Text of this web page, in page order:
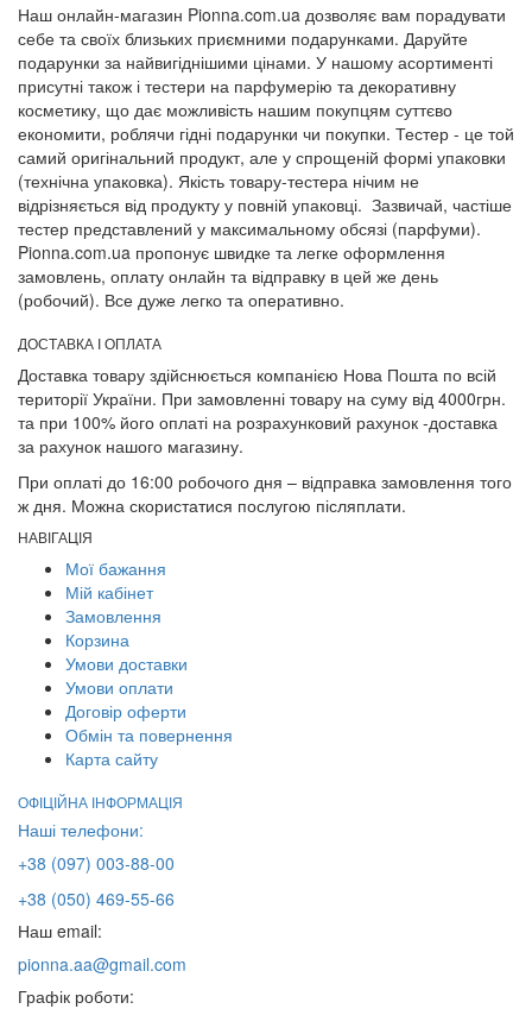
Наш онлайн-магазин Pionna.com.ua дозволяє вам порадувати
себе та своїх близьких приємними подарунками. Даруйте
подарунки за найвигіднішими цінами. У нашому асортименті
присутні також і тестери на парфумерію та декоративну
косметику, що дає можливість нашим покупцям суттєво
економити, роблячи гідні подарунки чи покупки. Тестер - це той
самий оригінальний продукт, але у спрощеній формі упаковки
(технічна упаковка). Якість товару-тестера нічим не
відрізняється від продукту у повній упаковці. Зазвичай, частіше
тестер представлений у максимальному обсязі (парфуми).
Pionna.com.ua пропонує швидке та легке оформлення
замовлень, оплату онлайн та відправку в цей же день
(робочий). Все дуже легко та оперативно.
ДОСТАВКА І ОПЛАТА
Доставка товару здійснюється компанією Нова Пошта по всій
території України. При замовленні товару на суму від 4000грн.
та при 100% його оплаті на розрахунковий рахунок -доставка
за рахунок нашого магазину.
При оплаті до 16:00 робочого дня – відправка замовлення того
ж дня. Можна скористатися послугою післяплати.
НАВІГАЦІЯ
Мої бажання
Мій кабінет
Замовлення
Корзина
Умови доставки
Умови оплати
Договір оферти
Обмін та повернення
Карта сайту
ОФІЦІЙНА ІНФОРМАЦІЯ
Наші телефони:
+38 (097) 003-88-00
+38 (050) 469-55-66
Наш email:
pionna.aa@gmail.com
Графік роботи: